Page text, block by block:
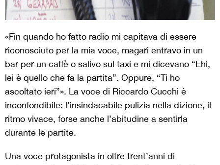
«Fin quando ho fatto radio mi capitava di essere
riconosciuto per la mia voce, magari entravo in un
bar per un caffè o salivo sul taxi e mi dicevano “Ehi,
lei è quello che fa la partita”. Oppure, “Ti ho
ascoltato ieri”». La voce di Riccardo Cucchi è
inconfondibile: l’insindacabile pulizia nella dizione, il
ritmo vivace, forse anche l’abitudine a sentirla
durante le partite.
Una voce protagonista in oltre trent’anni di